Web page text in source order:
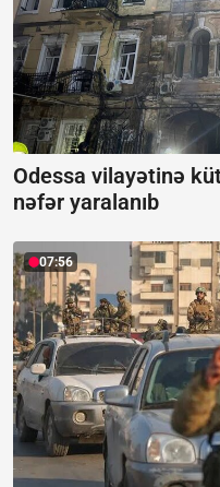
Odessa vilayətinə
nəfər yaralanıb
07:56